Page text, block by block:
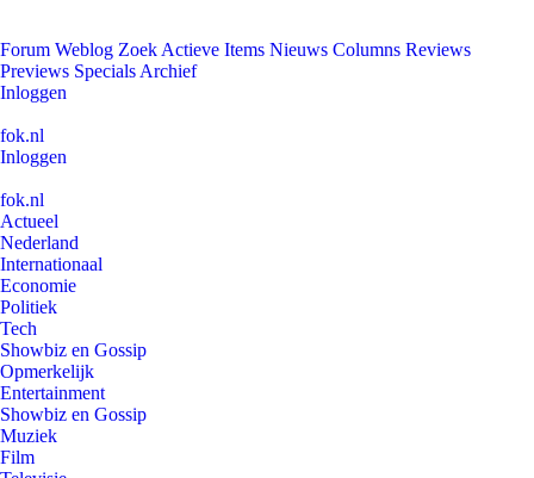
Forum Weblog Zoek Actieve Items Nieuws Columns Reviews
Previews Specials Archief
Inloggen
fok.nl
Inloggen
fok.nl
Actueel
Nederland
Internationaal
Economie
Politiek
Tech
Showbiz en Gossip
Opmerkelijk
Entertainment
Showbiz en Gossip
Muziek
Film